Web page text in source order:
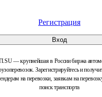
Регистрация
Вход
— крупнейшая в России биржа
Зарегистрируйтесь и
на перевозки, заявкам на
поиск транспорта